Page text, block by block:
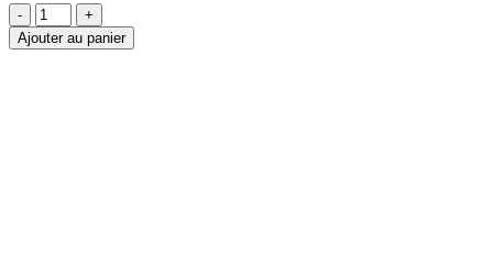
quantité
de
Cristal
Ajouter au panier